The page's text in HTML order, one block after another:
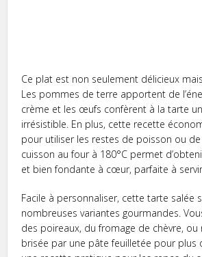
Ce plat est non seulement délicieux
Les pommes de terre apportent de
crème et les œufs confèrent à la tarte
irrésistible. En plus, cette recette
pour utiliser les restes de poisson ou de
cuisson au four à 180°C permet
et bien fondante à cœur, parfaite à
Facile à personnaliser, cette tarte salée
nombreuses variantes gourmandes.
des poireaux, du fromage de chèvre,
brisée par une pâte feuilletée pour plus